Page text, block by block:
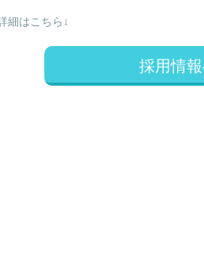
細はこちら↓
採用情